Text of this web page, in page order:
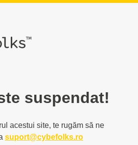
suspendat!
acestui site, te rugăm să ne
suport@cybefolks.ro